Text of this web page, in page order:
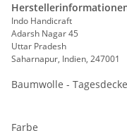
Indo Handicraft
Adarsh Nagar 45
Uttar Pradesh
Saharnapur, Indien, 247001
Baumwolle -
Farbe